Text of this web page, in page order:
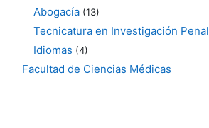
Abogacía (13)
Tecnicatura en Investigación Penal
Idiomas (4)
Facultad de Ciencias Médicas